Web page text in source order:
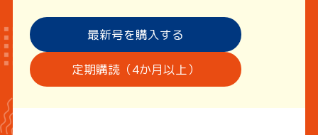
最新号を購入する
定期購読（4か月以上）